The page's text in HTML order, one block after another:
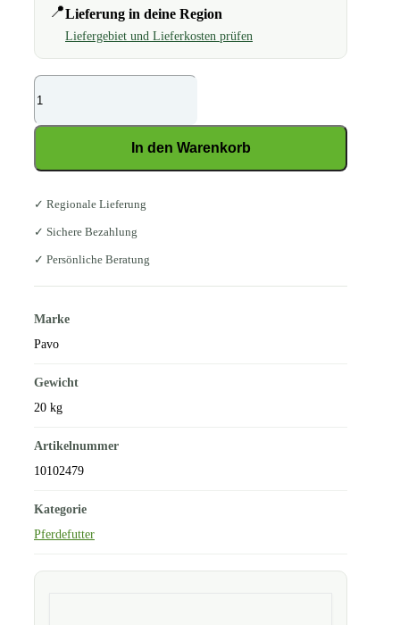
📍Lieferung in deine Region
Liefergebiet und Lieferkosten prüfen
Pavo
Podo
Start
In den Warenkorb
✓ Regionale Lieferung
✓ Sichere Bezahlung
✓ Persönliche Beratung
Marke
Pavo
Gewicht
20 kg
Artikelnummer
10102479
Kategorie
Pferdefutter